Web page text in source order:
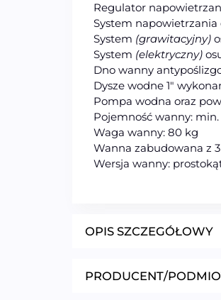
Regulator
System napowietrzania
System (grawitacyjny)
System (elektryczny)
Dno wanny
Dysze wodne 1″
Pompa wodna oraz
Pojemność wanny:
Waga wanny: 80 kg
Wanna zabudowana z
Wersja wanny:
OPIS SZCZEGÓŁOWY
PRODUCENT/